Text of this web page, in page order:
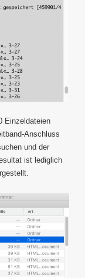
Einzeldateien
Anschluss
und der
ist lediglich